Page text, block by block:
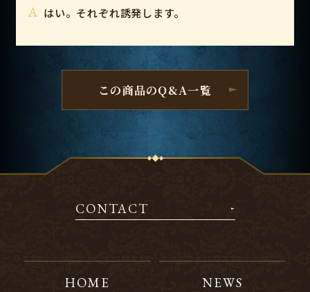
A はい。それぞれ誘発します。
この商品のQ&A一覧
CONTACT
HOME NEWS